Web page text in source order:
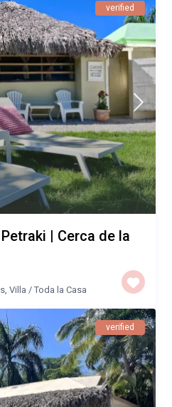
verified
| Cerca de la
,Villa /Toda la Casa
verified